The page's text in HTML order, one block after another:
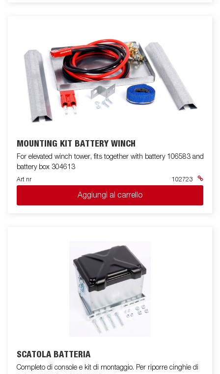
MOUNTING KIT BATTERY WINCH
For elevated winch tower, fits together with battery 106583 and
battery box 304613
Art nr 102723
Aggiungi al carrello
SCATOLA BATTERIA
Completo di console e kit di montaggio. Per riporre cinghie di